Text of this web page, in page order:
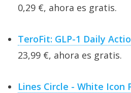
0,29 €, ahora es gratis.
TeroFit: GLP-1 Daily
23,99 €, ahora es gratis.
Lines Circle - White Icon